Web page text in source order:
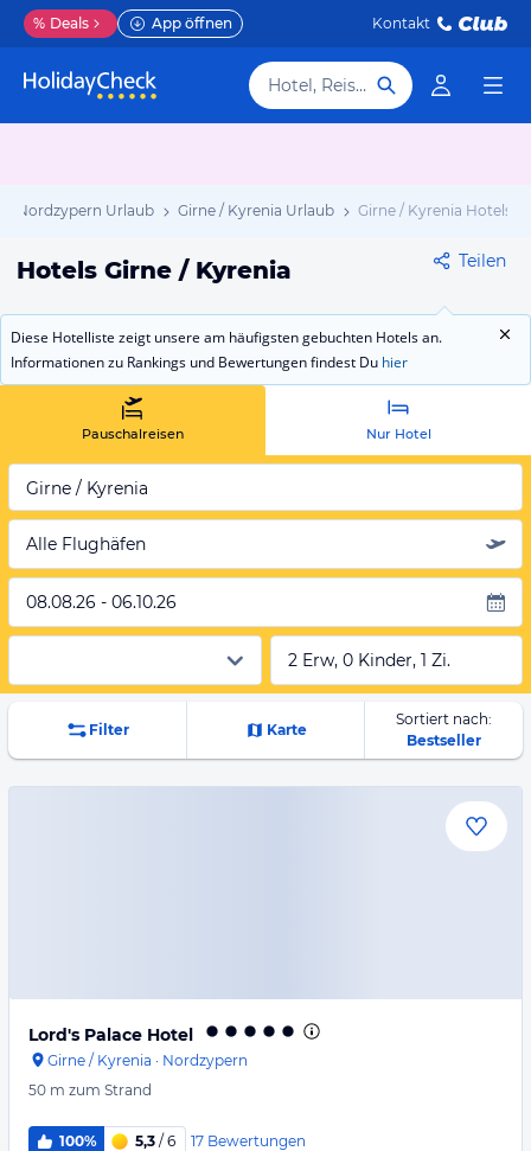
% Deals App öffnen Kontakt
Hotel, Reiseziel
Nordzypern Urlaub Girne / Kyrenia Urlaub Girne / Kyrenia Hotels
Hotels Girne / Kyrenia Teilen
Diese Hotelliste zeigt unsere am häufigsten gebuchten Hotels an.
Informationen zu Rankings und Bewertungen findest Du hier
Pauschalreisen Nur Hotel
Girne / Kyrenia
Alle Flughäfen
08.08.26 - 06.10.26
2 Erw, 0 Kinder, 1 Zi.
Filter Karte
Sortiert nach:
Bestseller
Lord's Palace Hotel
Girne / Kyrenia · Nordzypern
50 m zum Strand
100% 5,3 / 6 17 Bewertungen